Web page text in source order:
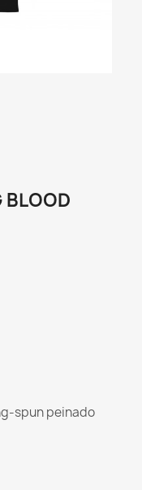
BLOOD
spun peinado